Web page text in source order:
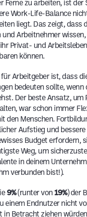
Ferne zu arbeiten, ist der
Work-Life-Balance
liegt. Das zeigt, dass
Arbeitnehmer
Privat- und
können.
Arbeitgeber ist, dass
bedeuten sollte, wenn
Der beste Ansatz, um
war schon immer
den Menschen.
Aufstieg und
Budget erfordern,
Weg, um
in deinem
verbunden bist!).
9%(runter von 19%) der
einem Endnutzer nicht
in Betracht ziehen